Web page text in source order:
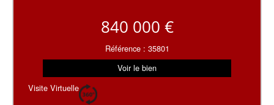
840 000 €
Référence : 35801
Voir le bien
Visite Virtuelle